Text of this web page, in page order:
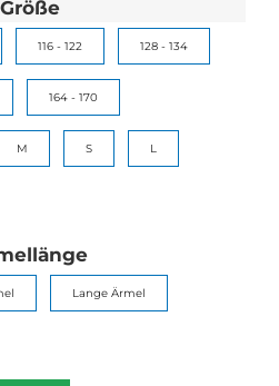
Größe
116 - 122 128 - 134
164 - 170
M S L
Lange Ärmel